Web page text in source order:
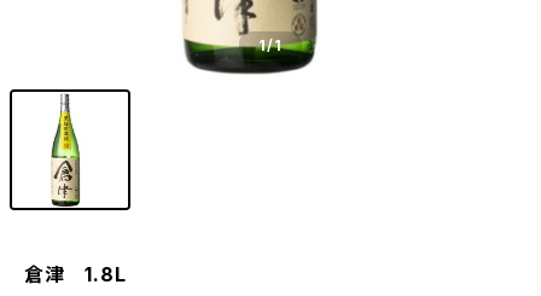
1/1
倉津 1.8L